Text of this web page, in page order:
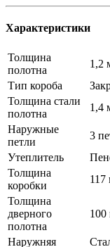
Характеристики
Толщина
полотна
1,2
Тип короба
Толщина стали
полотна
1,4
Наружные
петли
3
Утеплитель
Толщина
коробки
Толщина
дверного
полотна
Наружняя